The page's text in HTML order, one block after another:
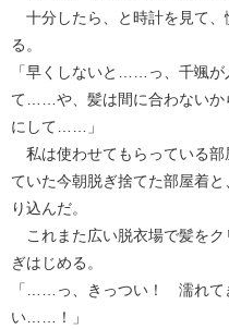
十分したら、と時計を見て、
る。
「早くしないと……っ、千颯が
て……や、髪は間に合わないか
にして……」
私は使わせてもらっている部
ていた今朝脱ぎ捨てた部屋着
り込んだ。
これまた広い脱衣場で髪をク
ぎはじめる。
「……っ、きっつい！ 濡れて
い……！」